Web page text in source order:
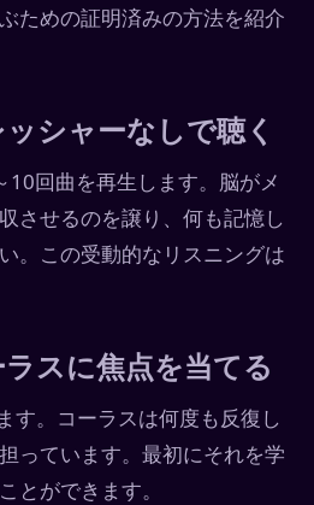
ための証明済みの方法を紹介
シャーなしで聴く
回曲を再生します。脳がメ
させるのを譲り、何も記憶し
。この受動的なリスニングは
スに焦点を当てる
す。コーラスは何度も反復し
っています。最初にそれを学
とができます。